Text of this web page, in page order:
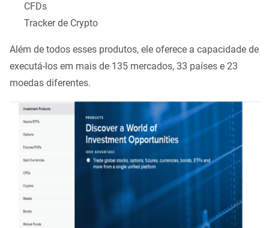
CFDs
Tracker de Crypto
Além de todos esses produtos, ele oferece a capacidade de
executá-los em mais de 135 mercados, 33 países e 23
moedas diferentes.